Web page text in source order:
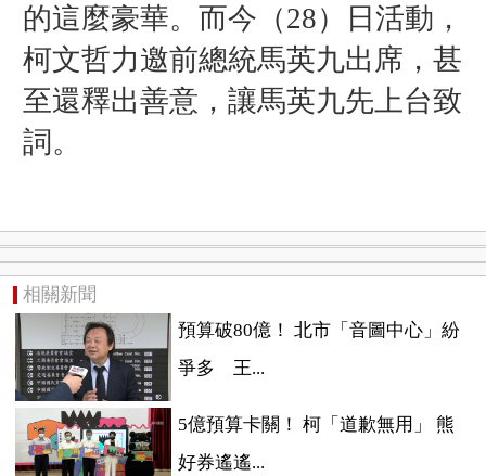
的這麼豪華。而今（28）日 活動，
柯文哲力邀前總統馬英九出席，甚
至還釋出善意，讓馬英九先上台致
詞。
相關新聞
預算破80億！ 北市「音圖中心」紛
爭多 王...
5億預算卡關！ 柯「道歉無用」 熊
好券遙遙...